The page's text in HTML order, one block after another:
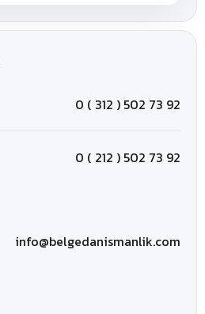
0 ( 312 ) 502 73 92
0 ( 212 ) 502 73 92
info@belgedanismanlik.com